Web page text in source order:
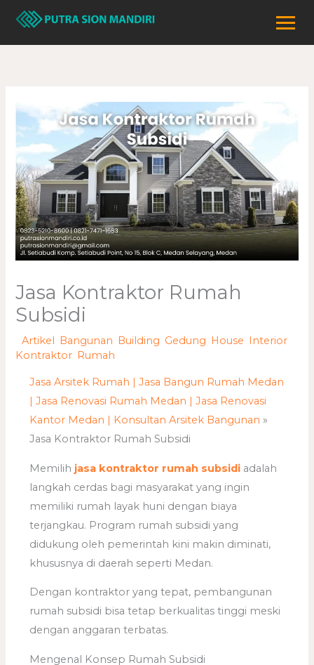
Lewati
konten
Jasa Kontraktor Rumah
Subsidi
/Artikel Bangunan Building Gedung House Interior
Kontraktor Rumah
Jasa Arsitek Rumah | Jasa Bangun Rumah Medan
| Jasa Renovasi Rumah Medan | Jasa Renovasi
Kantor Medan | Konsultan Arsitek Bangunan »
Jasa Kontraktor Rumah Subsidi
Memilih jasa kontraktor rumah subsidi adalah
langkah cerdas bagi masyarakat yang ingin
memiliki rumah layak huni dengan biaya
terjangkau. Program rumah subsidi yang
didukung oleh pemerintah kini makin diminati,
khususnya di daerah seperti Medan.
Dengan kontraktor yang tepat, pembangunan
rumah subsidi bisa tetap berkualitas tinggi meski
dengan anggaran terbatas.
Mengenal Konsep Rumah Subsidi